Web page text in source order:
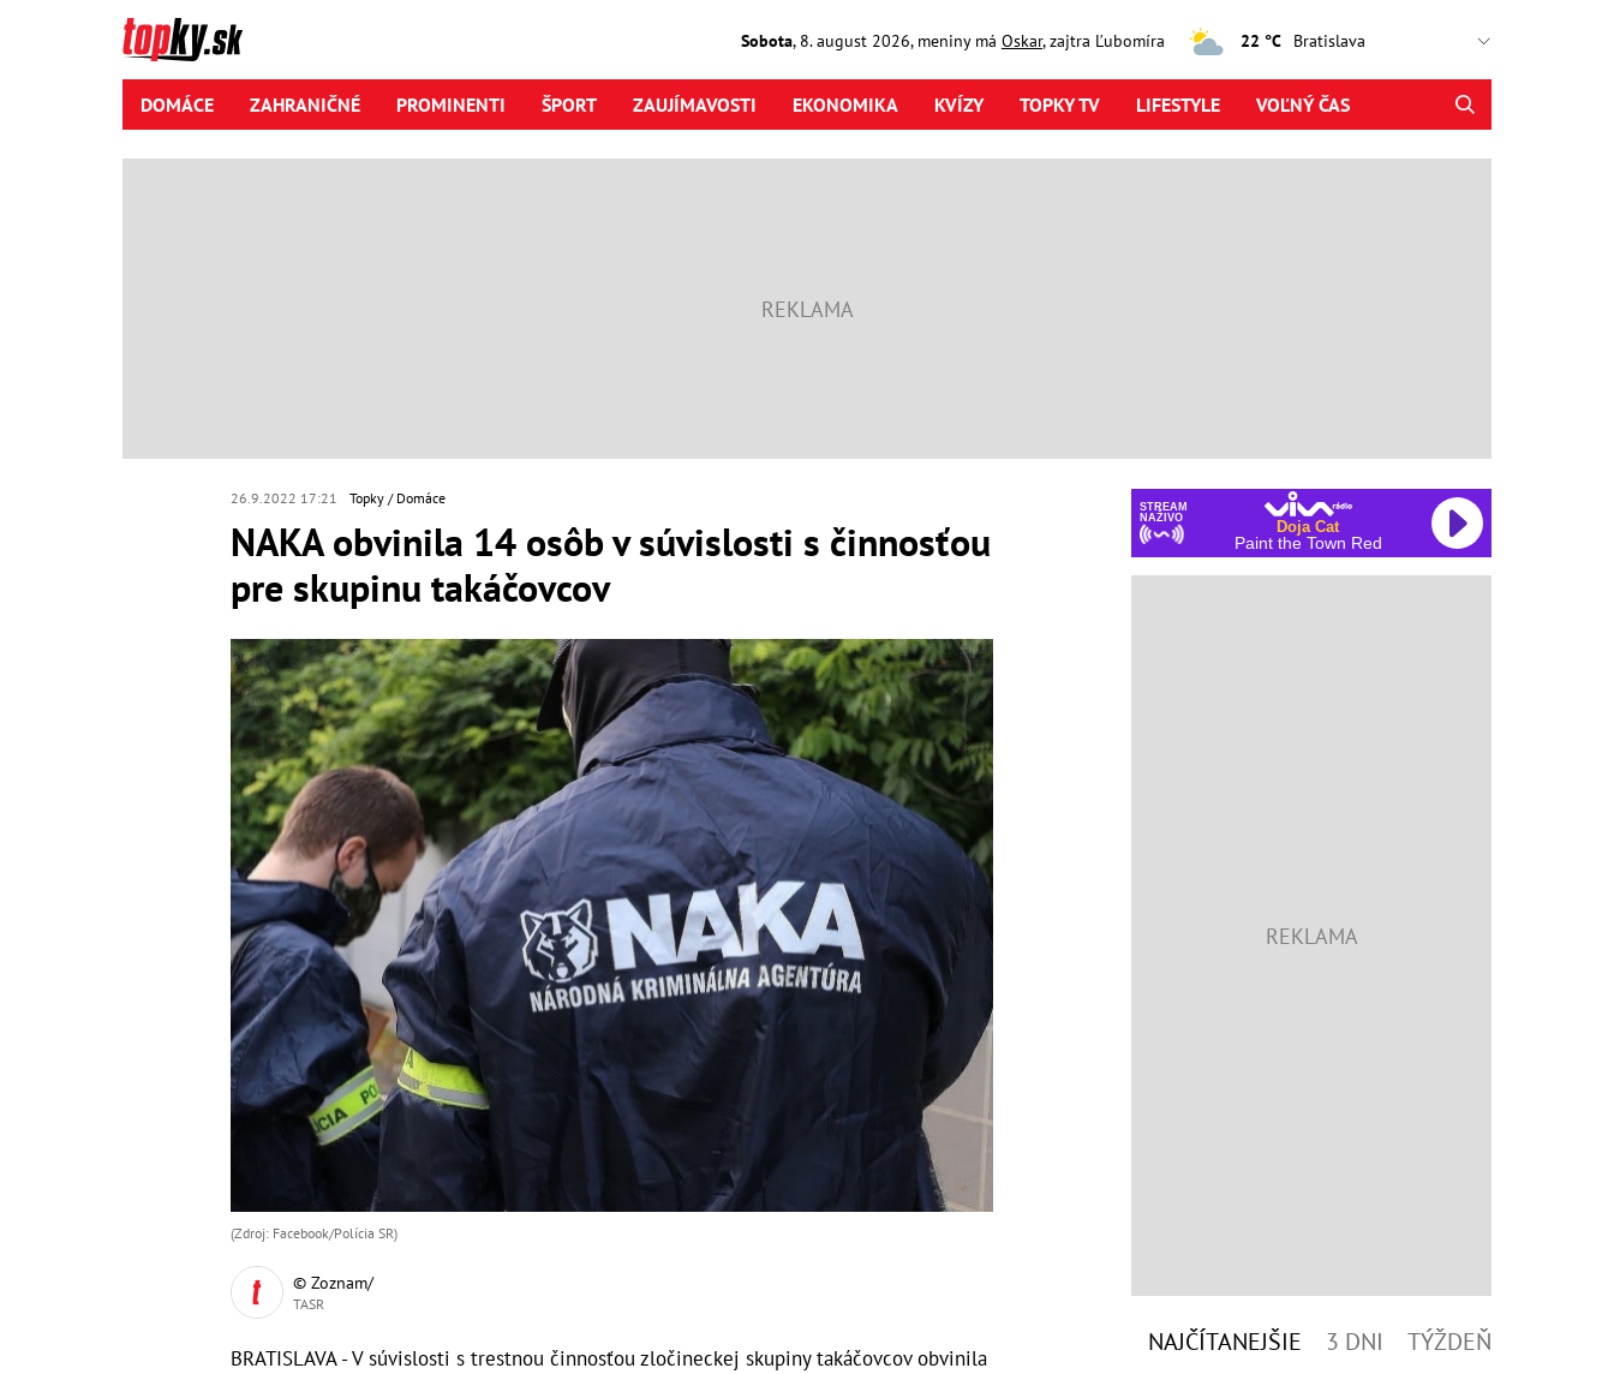
Sobota, 8. august2026, meniny má Oskar, zajtra Ľubomíra 22 °C
DOMÁCE ZAHRANIČNÉ PROMINENTI ŠPORT ZAUJÍMAVOSTI EKONOMIKA KVÍZY TOPKY TV LIFESTYLE VOĽNÝ ČAS
26.9.2022 17:21 Topky Domáce
NAKA obvinila 14 osôb v súvislosti s činnosťou
pre skupinu takáčovcov
(Zdroj: Facebook/Polícia SR)
© Zoznam/
TASR
BRATISLAVA - V súvislosti s trestnou činnosťou zločineckej skupiny takáčovcov obvinila
STREAM
NAŽIVO
Doja Cat
Paint the Town Red
NAJČÍTANEJŠIE 3 DNI TÝŽDEŇ